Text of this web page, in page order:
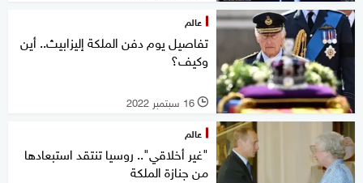
عالم
تفاصيل يوم دفن الملكة إليزابيث.. أين
وكيف؟
l 16 سبتمبر 2022
عالم
"غير أخلاقي".. روسيا تنتقد استبعادها
من جنازة الملكة